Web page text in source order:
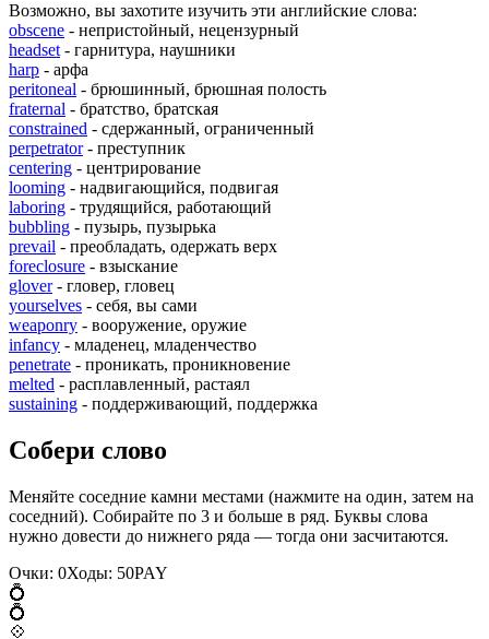
Возможно, вы захотите изучить эти английские слова:
obscene - непристойный, нецензурный
headset - гарнитура, наушники
harp - арфа
peritoneal - брюшинный, брюшная полость
fraternal - братство, братская
constrained - сдержанный, ограниченный
perpetrator- преступник
centering - центрирование
looming - надвигающийся, подвигая
laboring - трудящийся, работающий
bubbling - пузырь, пузырька
prevail - преобладать, одержать верх
foreclosure - взыскание
glover- гловер, гловец
yourselves - себя, вы сами
weaponry - вооружение, оружие
infancy - младенец, младенчество
penetrate - проникать, проникновение
melted - расплавленный, растаял
sustaining - поддерживающий, поддержка
Собери слово
Меняйте соседние камни местами (нажмите на один, затем на
соседний). Собирайте по 3 и больше в ряд. Буквы слова
нужно довести до нижнего ряда — тогда они засчитаются.
Очки: 0Ходы: 50PAY
💍
💍
💠